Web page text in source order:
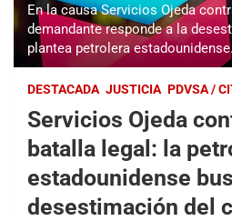
En la causa Servicios Ojeda
demandante responde a la
plantea petrolera estadounidense.
DESTACADA JUSTICIA PDVSA /
Servicios Ojeda
batalla legal: la
estadounidense
desestimación del